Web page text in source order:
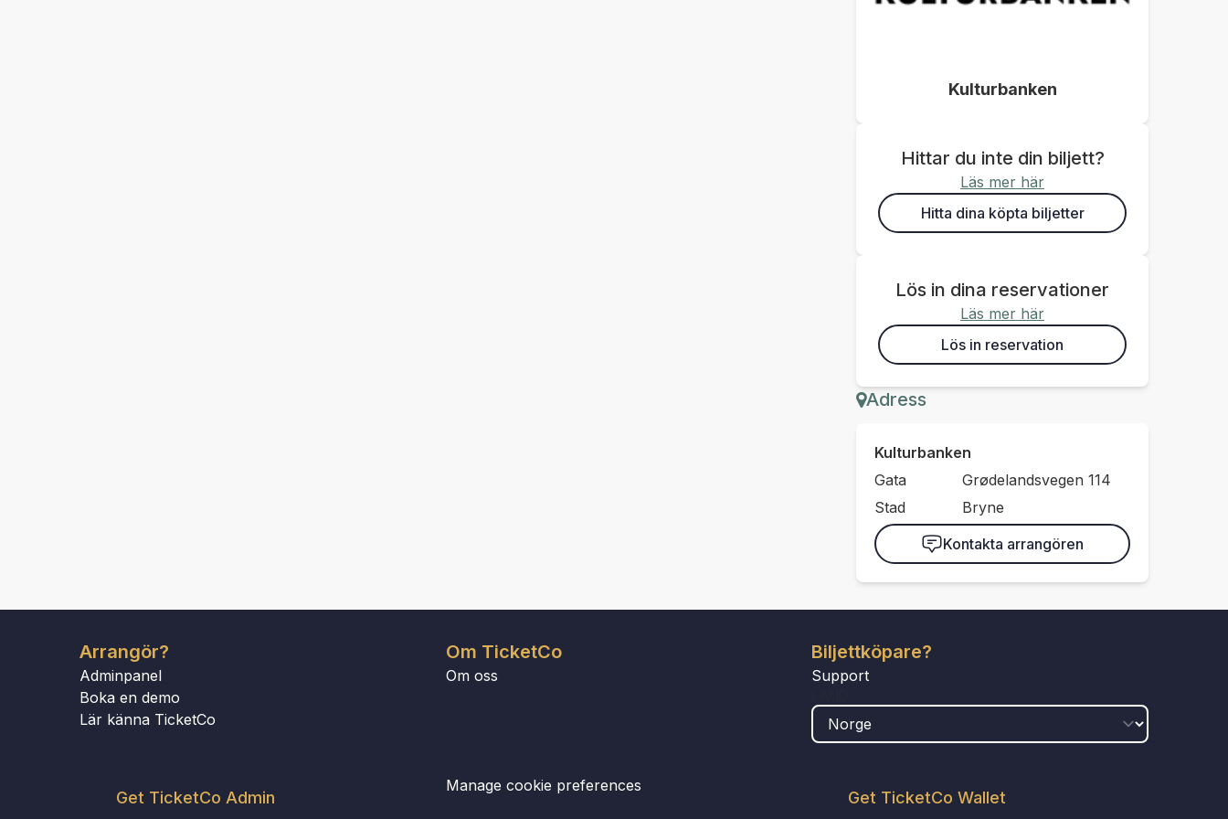
Kulturbanken
Hittar du inte din biljett?
Läs mer här
Hitta dina köpta biljetter
Lös in dina reservationer
Läs mer här
Lös in reservation
Adress
Kulturbanken
Gata
Grødelandsvegen 114
Stad
Bryne
Kontakta arrangören
Arrangör?
Adminpanel
Boka en demo
Lär känna TicketCo
Get TicketCo Admin
Om TicketCo
Om oss
Manage cookie preferences
Biljettköpare?
Support
Get TicketCo Wallet